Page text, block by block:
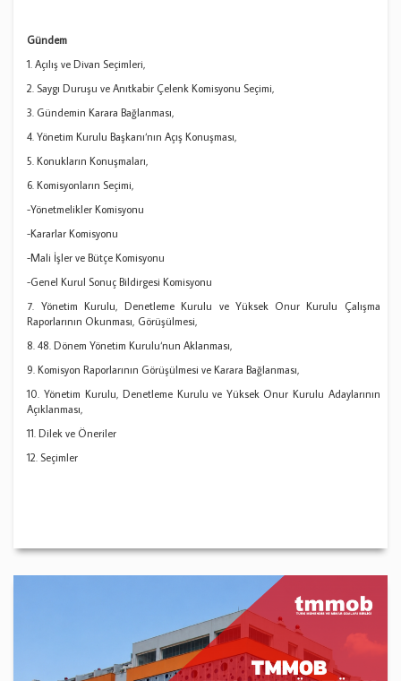
Gündem
1. Açılış ve Divan Seçimleri,
2. Saygı Duruşu ve Anıtkabir Çelenk Komisyonu Seçimi,
3. Gündemin Karara Bağlanması,
4. Yönetim Kurulu Başkanı‘nın Açış Konuşması,
5. Konukların Konuşmaları,
6. Komisyonların Seçimi,
-Yönetmelikler Komisyonu
-Kararlar Komisyonu
-Mali İşler ve Bütçe Komisyonu
-Genel Kurul Sonuç Bildirgesi Komisyonu
7. Yönetim Kurulu, Denetleme Kurulu ve Yüksek Onur Kurulu Çalışma
Raporlarının Okunması, Görüşülmesi,
8. 48. Dönem Yönetim Kurulu‘nun Aklanması,
9. Komisyon Raporlarının Görüşülmesi ve Karara Bağlanması,
10. Yönetim Kurulu, Denetleme Kurulu ve Yüksek Onur Kurulu Adaylarının
Açıklanması,
11. Dilek ve Öneriler
12. Seçimler